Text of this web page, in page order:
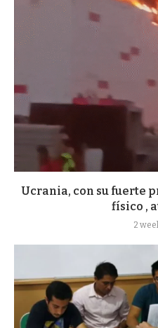
Ucrania, con su fuerte
físico ,
2